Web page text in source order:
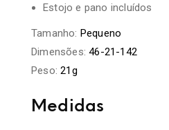
Estojo e pano incluídos
Tamanho: Pequeno
Dimensões:46-21-142
Peso:21g
Medidas